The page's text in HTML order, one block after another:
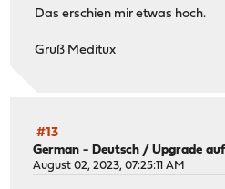
Das erschien mir etwas hoch.
Gruß Meditux
#13
German - Deutsch /Upgrade
August 02, 2023, 07:25:11 AM